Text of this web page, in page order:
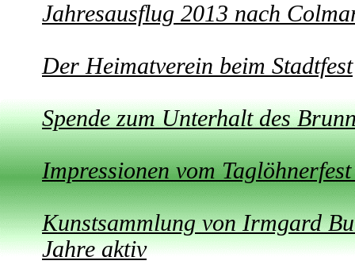
Jahresausflug 2013 nach
Der Heimatverein beim Stadtfest
Spende zum Unterhalt des
Impressionen vom
Kunstsammlung von Irmgard
Jahre aktiv